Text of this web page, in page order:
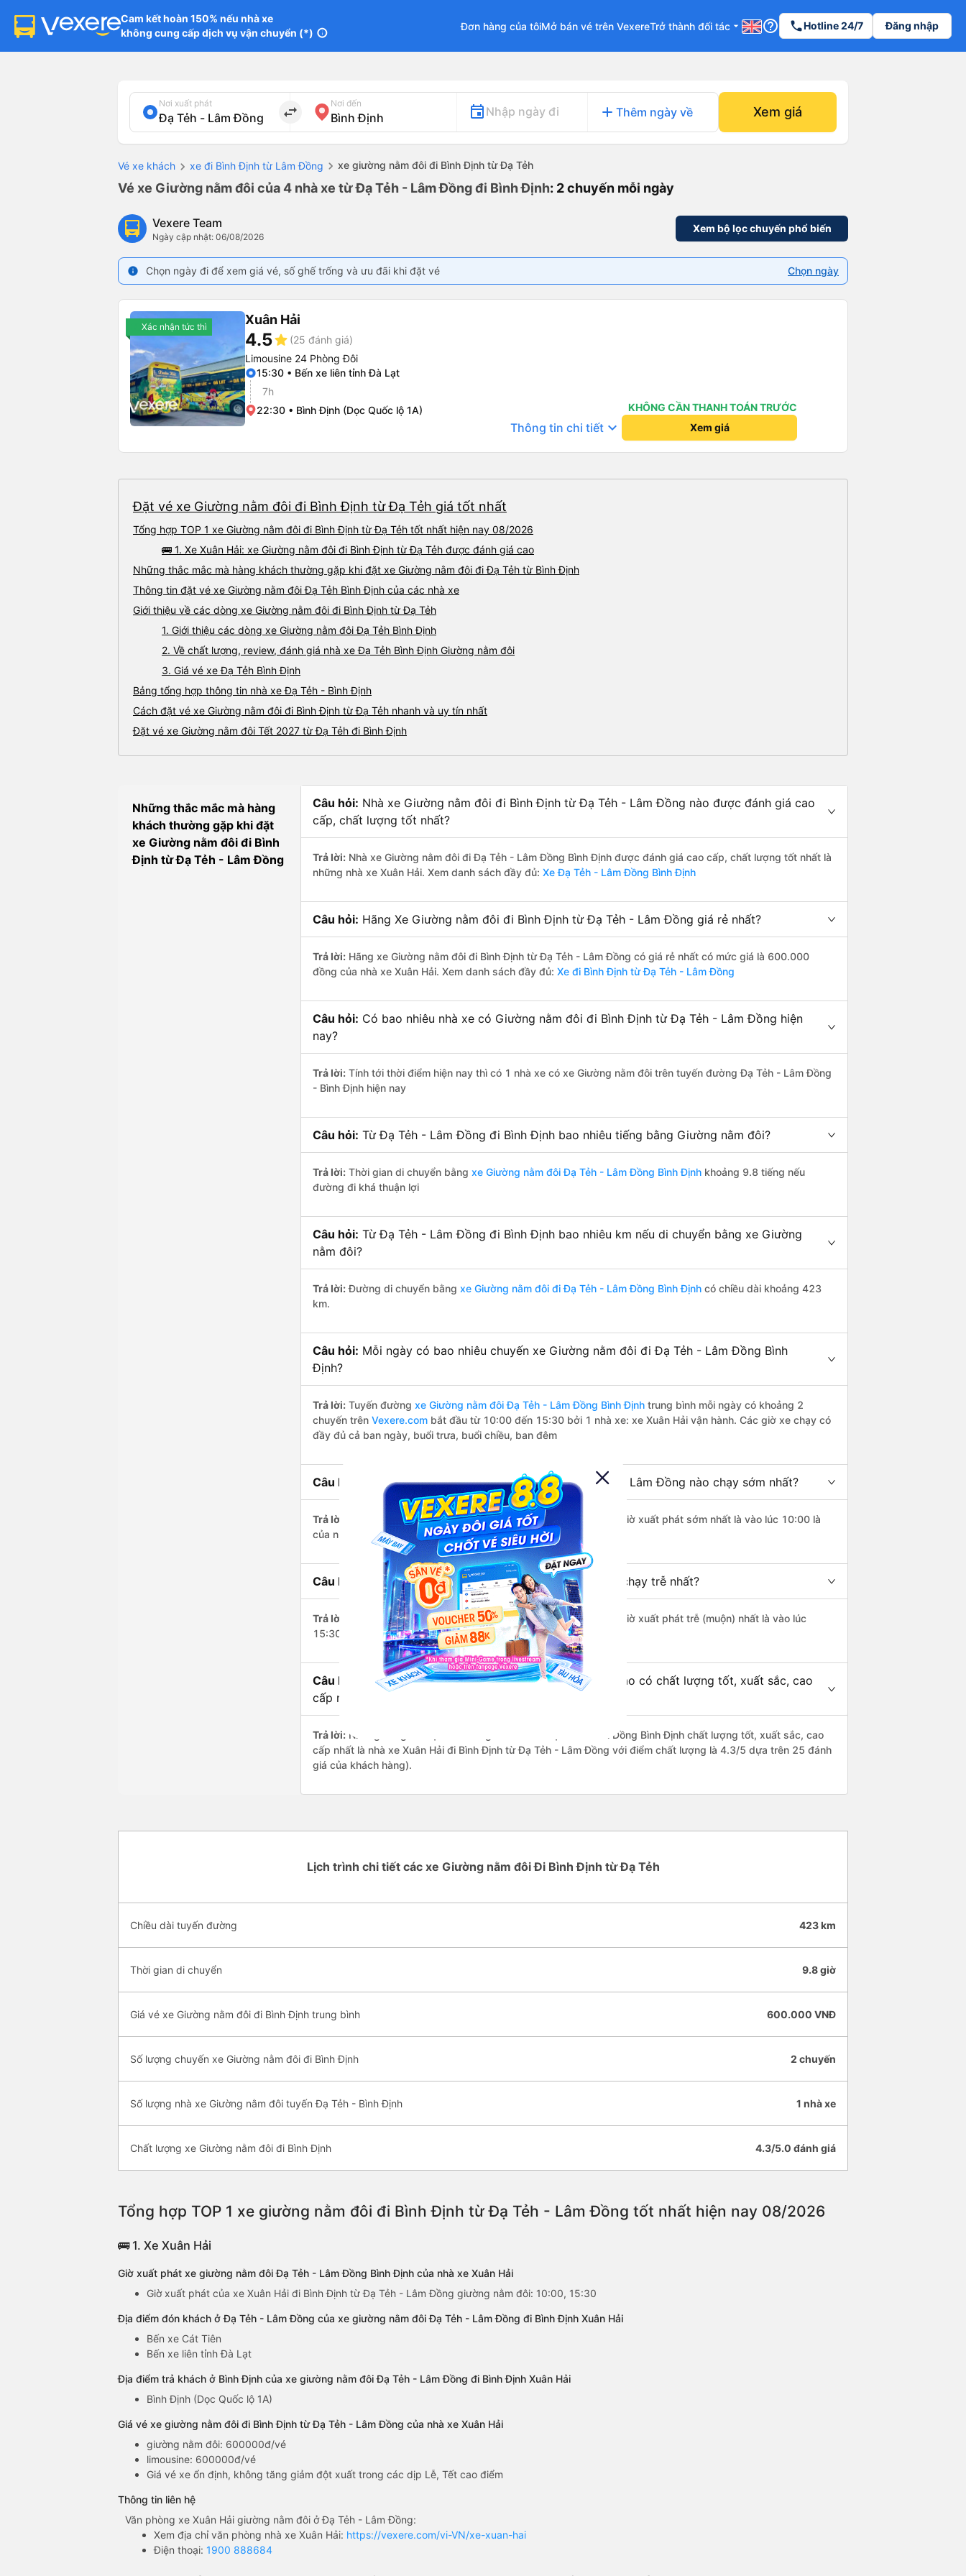
Cam kết hoàn 150% nếu nhà xe
không cung cấp dịch vụ vận chuyển (*) info
Đơn hàng của tôiMở bán vé trên VexereTrở thành đối tác arrow_drop_down help_outline phoneHotline 24/7 Đăng nhập
Nơi xuất phát
import_export
Nơi đến
Nhập ngày đi add Thêm ngày về Xem giá
Vé xe khách xe đi Bình Định từ Lâm Đồng xe giường nằm đôi đi Bình Định từ Đạ Tẻh
Vé xe Giường nằm đôi của 4 nhà xe từ Đạ Tẻh - Lâm Đồng đi Bình Định: 2 chuyến mỗi ngày
Vexere Team
Ngày cập nhật: 06/08/2026
Xem bộ lọc chuyến phổ biến
info Chọn ngày đi để xem giá vé, số ghế trống và ưu đãi khi đặt vé Chọn ngày
Xác nhận tức thì Xuân Hải
4.5star (25 đánh giá)
Limousine 24 Phòng Đôi
15:30 • Bến xe liên tỉnh Đà Lạt
7h
22:30 • Bình Định (Dọc Quốc lộ 1A)
KHÔNG CẦN THANH TOÁN TRƯỚC
Thông tin chi tiết keyboard_arrow_down Xem giá
Đặt vé xe Giường nằm đôi đi Bình Định từ Đạ Tẻh giá tốt nhất
Tổng hợp TOP 1 xe Giường nằm đôi đi Bình Định từ Đạ Tẻh tốt nhất hiện nay 08/2026
🚌 1. Xe Xuân Hải: xe Giường nằm đôi đi Bình Định từ Đạ Tẻh được đánh giá cao
Những thắc mắc mà hàng khách thường gặp khi đặt xe Giường nằm đôi đi Đạ Tẻh từ Bình Định
Thông tin đặt vé xe Giường nằm đôi Đạ Tẻh Bình Định của các nhà xe
Giới thiệu về các dòng xe Giường nằm đôi đi Bình Định từ Đạ Tẻh
1. Giới thiệu các dòng xe Giường nằm đôi Đạ Tẻh Bình Định
2. Về chất lượng, review, đánh giá nhà xe Đạ Tẻh Bình Định Giường nằm đôi
3. Giá vé xe Đạ Tẻh Bình Định
Bảng tổng hợp thông tin nhà xe Đạ Tẻh - Bình Định
Cách đặt vé xe Giường nằm đôi đi Bình Định từ Đạ Tẻh nhanh và uy tín nhất
Đặt vé xe Giường nằm đôi Tết 2027 từ Đạ Tẻh đi Bình Định
Những thắc mắc mà hàng
khách thường gặp khi đặt
xe Giường nằm đôi đi Bình
Định từ Đạ Tẻh - Lâm Đồng
Câu hỏi: Nhà xe Giường nằm đôi đi Bình Định từ Đạ Tẻh - Lâm Đồng nào được đánh giá cao
cấp, chất lượng tốt nhất?
Trả lời: Nhà xe Giường nằm đôi đi Đạ Tẻh - Lâm Đồng Bình Định được đánh giá cao cấp, chất lượng tốt nhất là
những nhà xe Xuân Hải. Xem danh sách đầy đủ: Xe Đạ Tẻh - Lâm Đồng Bình Định
Câu hỏi: Hãng Xe Giường nằm đôi đi Bình Định từ Đạ Tẻh - Lâm Đồng giá rẻ nhất?
Trả lời: Hãng xe Giường nằm đôi đi Bình Định từ Đạ Tẻh - Lâm Đồng có giá rẻ nhất có mức giá là 600.000
đồng của nhà xe Xuân Hải. Xem danh sách đầy đủ: Xe đi Bình Định từ Đạ Tẻh - Lâm Đồng
Câu hỏi: Có bao nhiêu nhà xe có Giường nằm đôi đi Bình Định từ Đạ Tẻh - Lâm Đồng hiện
nay?
Trả lời: Tính tới thời điểm hiện nay thì có 1 nhà xe có xe Giường nằm đôi trên tuyến đường Đạ Tẻh - Lâm Đồng
- Bình Định hiện nay
Câu hỏi: Từ Đạ Tẻh - Lâm Đồng đi Bình Định bao nhiêu tiếng bằng Giường nằm đôi?
Trả lời: Thời gian di chuyển bằng xe Giường nằm đôi Đạ Tẻh - Lâm Đồng Bình Định khoảng 9.8 tiếng nếu
đường đi khá thuận lợi
Câu hỏi: Từ Đạ Tẻh - Lâm Đồng đi Bình Định bao nhiêu km nếu di chuyển bằng xe Giường
nằm đôi?
Trả lời:Đường di chuyển bằng xe Giường nằm đôi đi Đạ Tẻh - Lâm Đồng Bình Định có chiều dài khoảng 423
km.
Câu hỏi: Mỗi ngày có bao nhiêu chuyến xe Giường nằm đôi đi Đạ Tẻh - Lâm Đồng Bình
Định?
Trả lời: Tuyến đường xe Giường nằm đôi Đạ Tẻh - Lâm Đồng Bình Định trung bình mỗi ngày có khoảng 2
chuyến trên Vexere.com bắt đầu từ 10:00 đến 15:30 bởi 1 nhà xe: xe Xuân Hải vận hành. Các giờ xe chạy có
đầy đủ cả ban ngày, buổi trưa, buổi chiều, ban đêm
Câu hỏi: Nhà xe Giường nằm đôi đi Bình Định từ Đạ Tẻh - Lâm Đồng nào chạy sớm nhất?
Trả lời: Chuyến Giường nằm đôi Đạ Tẻh - Lâm Đồng Bình Định
có giờ xuất phát sớm nhất là vào lúc 10:00 là
của nhà xe Xuân Hải.
Câu hỏi: Nhà xe đi Bình Định từ Đạ Tẻh - Lâm Đồng nào chạy trễ nhất?
Trả lời: ChuyếnGiường nằm đôi Đạ Tẻh - Lâm Đồng Bình Định
có giờ xuất phát trễ (muộn) nhất là vào lúc
15:30 là của nhà xe Xuân Hải.
Câu hỏi:
Review xe đi Bình Định từ Đạ Tẻh - Lâm Đồng nào có chất lượng tốt, xuất sắc, cao
cấp nhất?
Trả lời: Những hãng có loại xe Giường nằm đôi đi Đạ Tẻh - Lâm Đồng Bình Định chất lượng tốt, xuất sắc, cao
cấp nhất là nhà xe Xuân Hải đi Bình Định từ Đạ Tẻh - Lâm Đồng với điểm chất lượng là 4.3/5 dựa trên 25 đánh
giá của khách hàng).
Lịch trình chi tiết các xe Giường nằm đôi Đi Bình Định từ Đạ Tẻh
Chiều dài tuyến đường 423 km
Thời gian di chuyển 9.8 giờ
Giá vé xe Giường nằm đôi đi Bình Định trung bình 600.000 VNĐ
Số lượng chuyến xe Giường nằm đôi đi Bình Định 2 chuyến
Số lượng nhà xe Giường nằm đôi tuyến Đạ Tẻh - Bình Định 1 nhà xe
Chất lượng xe Giường nằm đôi đi Bình Định 4.3/5.0 đánh giá
Tổng hợp TOP 1 xe giường nằm đôi đi Bình Định từ Đạ Tẻh - Lâm Đồng tốt nhất hiện nay 08/2026
🚌 1. Xe Xuân Hải
Giờ xuất phát xe giường nằm đôi Đạ Tẻh - Lâm Đồng Bình Định của nhà xe Xuân Hải
Giờ xuất phát của xe Xuân Hải đi Bình Định từ Đạ Tẻh - Lâm Đồng giường nằm đôi: 10:00, 15:30
Địa điểm đón khách ở Đạ Tẻh - Lâm Đồng của xe giường nằm đôi Đạ Tẻh - Lâm Đồng đi Bình Định Xuân Hải
Bến xe Cát Tiên
Bến xe liên tỉnh Đà Lạt
Địa điểm trả khách ở Bình Định của xe giường nằm đôi Đạ Tẻh - Lâm Đồng đi Bình Định Xuân Hải
Bình Định (Dọc Quốc lộ 1A)
Giá vé xe giường nằm đôi đi Bình Định từ Đạ Tẻh - Lâm Đồng của nhà xe Xuân Hải
giường nằm đôi: 600000đ/vé
limousine: 600000đ/vé
Giá vé xe ổn định, không tăng giảm đột xuất trong các dịp Lễ, Tết cao điểm
Thông tin liên hệ
Văn phòng xe Xuân Hải giường nằm đôi ở Đạ Tẻh - Lâm Đồng:
Xem địa chỉ văn phòng nhà xe Xuân Hải: https://vexere.com/vi-VN/xe-xuan-hai
Điện thoại: 1900 888684